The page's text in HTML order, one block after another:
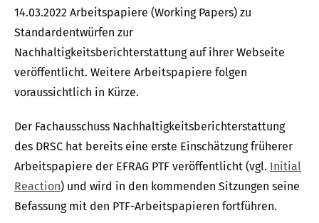
14.03.2022 Arbeitspapiere (Working Papers) zu
Standardentwürfen zur
Nachhaltigkeitsberichterstattung auf ihrer Webseite
veröffentlicht. Weitere Arbeitspapiere folgen
voraussichtlich in Kürze.
Der Fachausschuss Nachhaltigkeitsberichterstattung
des DRSC hat bereits eine erste Einschätzung früherer
Arbeitspapiere der EFRAG PTF veröffentlicht (vgl. Initial
Reaction) und wird in den kommenden Sitzungen seine
Befassung mit den PTF-Arbeitspapieren fortführen.